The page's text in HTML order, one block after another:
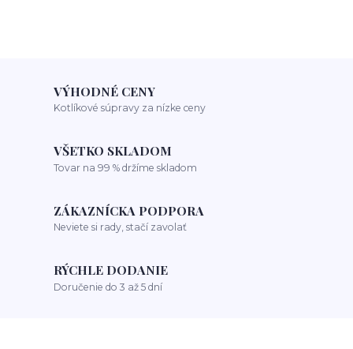
VÝHODNÉ CENY
Kotlíkové súpravy za nízke ceny
VŠETKO SKLADOM
Tovar na 99 % držíme skladom
ZÁKAZNÍCKA PODPORA
Neviete si rady, stačí zavolať
RÝCHLE DODANIE
Doručenie do 3 až 5 dní